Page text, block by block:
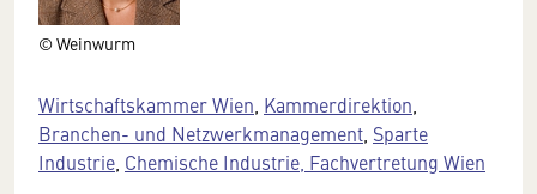
© Weinwurm
Wirtschaftskammer Wien Kammerdirektion
Branchen- und Netzwerkmanagement Sparte
Industrie Chemische Industrie, Fachvertretung Wien